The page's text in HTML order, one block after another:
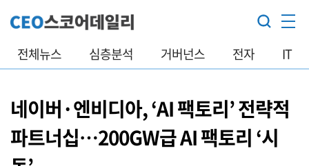
전체뉴스 심층분석 거버넌스 전자 IT
네이버·엔비디아, ‘AI 팩토리’ 전략적
파트너십…200GW급 AI 팩토리 ‘시